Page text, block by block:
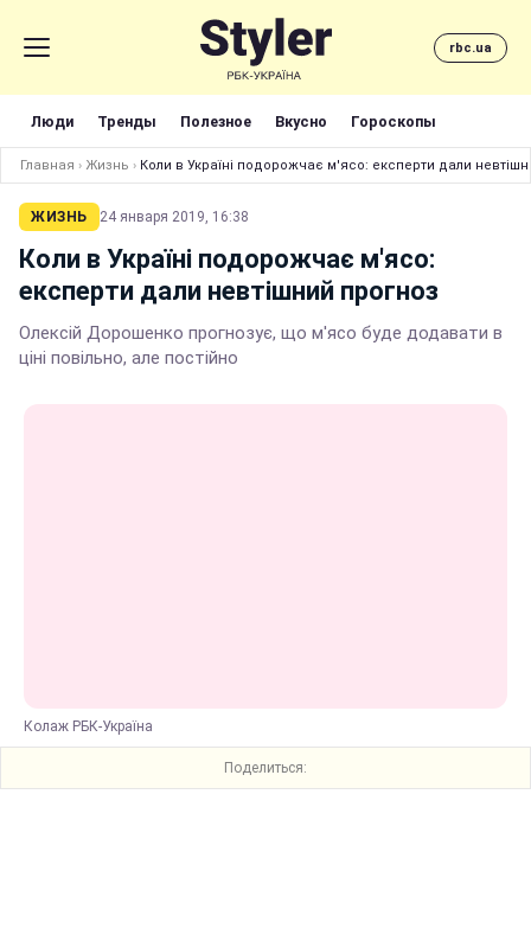
rbc.ua
Люди Тренды Полезное Вкусно Гороскопы
Главная › Жизнь › Коли в Україні подорожчає м'ясо: експерти дали
ЖИЗНЬ 24 января 2019, 16:38
Коли в Україні подорожчає м'ясо:
експерти дали невтішний прогноз
Олексій Дорошенко прогнозує, що м'ясо буде додавати в
ціні повільно, але постійно
Колаж РБК-Україна
Поделиться: